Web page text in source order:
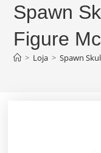
Spawn
Figure
> Loja > Spawn